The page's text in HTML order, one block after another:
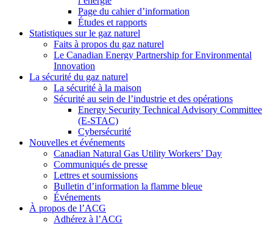
Page du cahier d’information
Études et rapports
Statistiques sur le gaz naturel
Faits à propos du gaz naturel
Le Canadian Energy Partnership for Environmental
Innovation
La sécurité du gaz naturel
La sécurité à la maison
Sécurité au sein de l’industrie et des opérations
Energy Security Technical Advisory Committee
(E-STAC)
Cybersécurité
Nouvelles et événements
Canadian Natural Gas Utility Workers’ Day
Communiqués de presse
Lettres et soumissions
Bulletin d’information la flamme bleue
Événements
À propos de l’ACG
Adhérez à l’ACG